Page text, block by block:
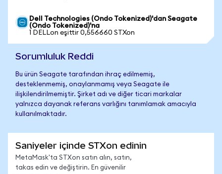
Dell Technologies (Ondo Tokenized)'dan Seagate
(Ondo Tokenized)'na
1 DELLon eşittir 0,556660 STXon
Sorumluluk Reddi
Bu ürün Seagate tarafından ihraç edilmemiş,
desteklenmemiş, onaylanmamış veya Seagate ile
ilişkilendirilmemiştir. Şirket adı ve diğer ticari markalar
yalnızca dayanak referans varlığını tanımlamak amacıyla
kullanılmaktadır.
Saniyeler içinde STXon edinin
MetaMask'ta STXon satın alın, satın,
takas edin ve değiştirin. En güvenilir